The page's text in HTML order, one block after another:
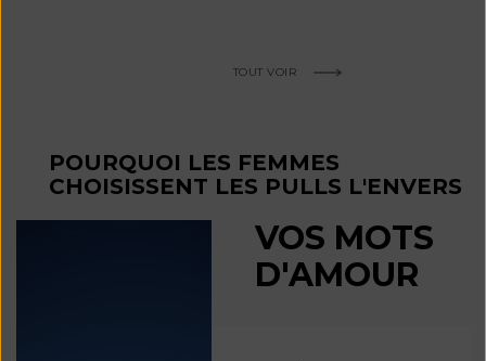
TOUT VOIR
POURQUOI LES FEMMES
CHOISISSENT LES PULLS L'ENVERS
VOS MOTS
D'AMOUR